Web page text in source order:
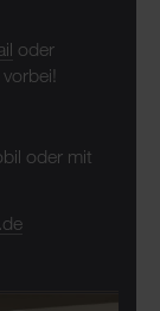
oder
oder mit